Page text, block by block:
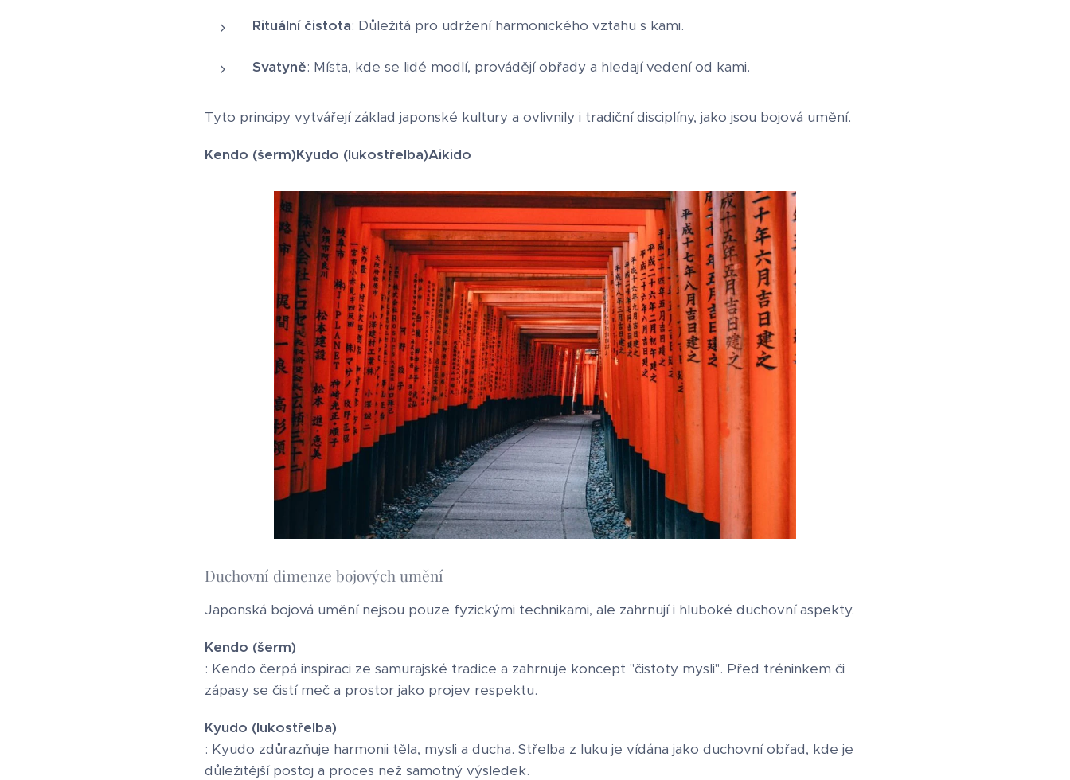
Rituální čistota: Důležitá pro udržení harmonického vztahu s kami.
Svatyně: Místa, kde se lidé modlí, provádějí obřady a hledají vedení od kami.
Tyto principy vytvářejí základ japonské kultury a ovlivnily i tradiční disciplíny, jako jsou bojová umění.
Kendo (šerm)Kyudo (lukostřelba)Aikido
Duchovní dimenze bojových umění
Japonská bojová umění nejsou pouze fyzickými technikami, ale zahrnují i hluboké duchovní aspekty.
Kendo (šerm)
: Kendo čerpá inspiraci ze samurajské tradice a zahrnuje koncept "čistoty mysli". Před tréninkem či
zápasy se čistí meč a prostor jako projev respektu.
Kyudo (lukostřelba)
: Kyudo zdůrazňuje harmonii těla, mysli a ducha. Střelba z luku je vídána jako duchovní obřad, kde je
důležitější postoj a proces než samotný výsledek.